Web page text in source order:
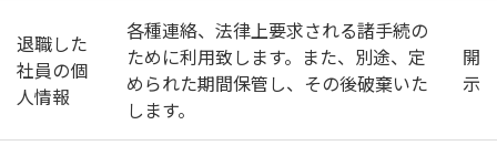
退職した
社員の個
人情報
各種連絡、法律上要求される諸手続の
ために利用致します。また、別途、定
められた期間保管し、その後破棄いた
します。
開
示